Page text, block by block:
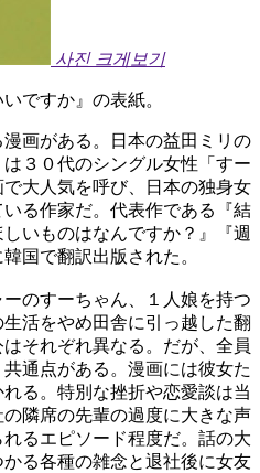
사진 크게보기
ですか』の表紙。
画がある。日本の益田ミリの
３０代のシングル女性「すー
大人気を呼び、日本の独身女
る作家だ。代表作である『結
いものはなんですか？』『週
国で翻訳出版された。
のすーちゃん、１人娘を持つ
活をやめ田舎に引っ越した翻
それぞれ異なる。だが、全員
通点がある。漫画には彼女た
る。特別な挫折や恋愛談は当
隣席の先輩の過度に大きな声
るエピソード程度だ。話の大
る各種の雑念と退社後に女友